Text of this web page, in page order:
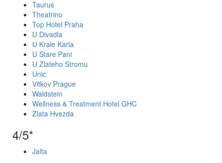
Taurus
Theatrino
Top Hotel Praha
U Divadla
U Krale Karla
U Stare Pani
U Zlateho Stromu
Unic
Vitkov Prague
Waldstein
Wellness & Treatment Hotel GHC
Zlata Hvezda
4/5*
Jalta